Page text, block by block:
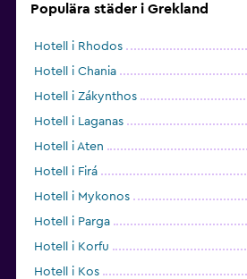
Populära städer i Grekland
Hotell i Rhodos
Hotell i Chania
Hotell i Zákynthos
Hotell i Laganas
Hotell i Aten
Hotell i Firá
Hotell i Mykonos
Hotell i Parga
Hotell i Korfu
Hotell i Kos